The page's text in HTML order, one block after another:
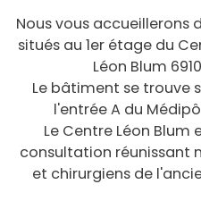
Nous vous accueillerons
situés au 1er étage du
Léon Blum
Le bâtiment se trouve
l'entrée A du
Le Centre Léon
consultation réunissant
et chirurgiens de